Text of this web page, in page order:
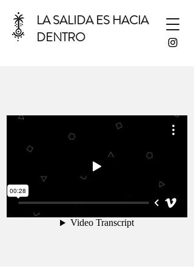
LA SALIDA ES HACIA
DENTRO